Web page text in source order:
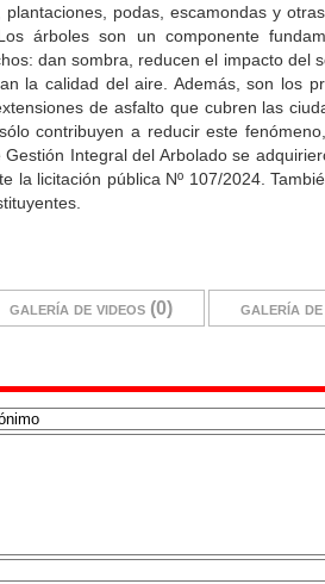
podas, escamondas y
árboles son un componente
dan sombra, reducen el impacto del
la calidad del aire. Además, son los
de asfalto que cubren las
contribuyen a reducir este
Integral del Arbolado se
la licitación pública Nº 107/2024.
galería de videos (0) galería de